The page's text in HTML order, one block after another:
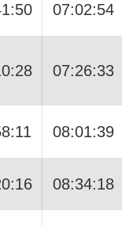
07:02:54
07:26:33
08:01:39
08:34:18